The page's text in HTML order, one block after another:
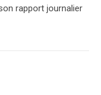
rapport journalier